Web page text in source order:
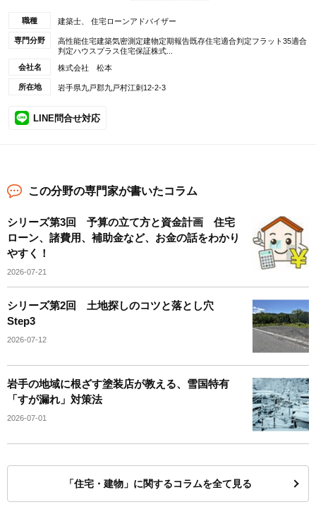
職種 建築士、 住宅ローンアドバイザー
専門分野
高性能住宅建築気密測定建物定期報告既存住宅適合判定フラット35適合
判定ハウスプラス住宅保証株式...
会社名
株式会社 松本
所在地 岩手県九戸郡九戸村江刺12-2-3
LINE問合せ対応
この分野の専門家が書いたコラム
シリーズ第3回 予算の立て方と資金計画 住宅
ローン、諸費用、補助金など、お金の話をわかり
やすく！
2026-07-21
シリーズ第2回 土地探しのコツと落とし穴
Step3
2026-07-12
岩手の地域に根ざす塗装店が教える、雪国特有
「すが漏れ」対策法
2026-07-01
「住宅・建物」に関するコラムを全て見る